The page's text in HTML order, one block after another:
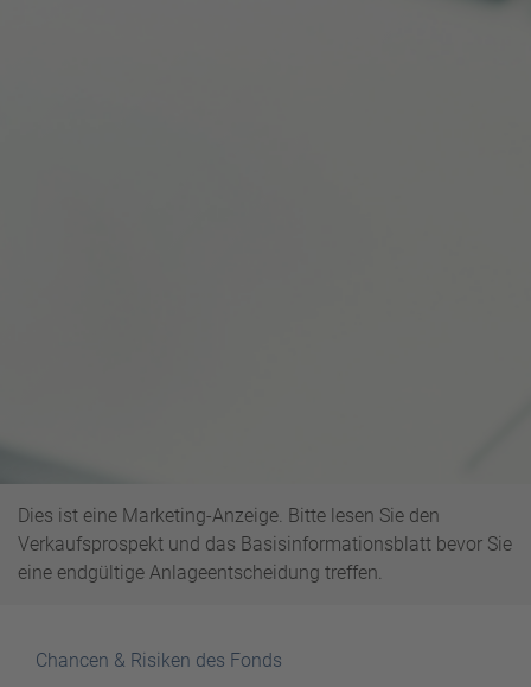
Dies ist eine Marketing-Anzeige. Bitte lesen Sie den
Verkaufsprospekt und das Basisinformationsblatt bevor Sie
eine endgültige Anlageentscheidung treffen.
Chancen & Risiken des Fonds